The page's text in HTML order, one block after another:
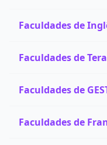
Faculdades de
Faculdades de
Faculdades de
Faculdades de